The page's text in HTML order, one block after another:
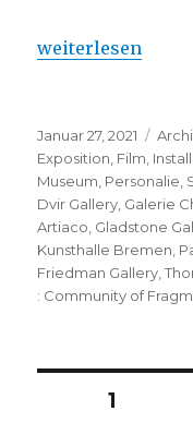
„Thomas
weiterlesen
Veröffentlicht
am
Januar 27, 2021
Exposition Film
Museum Personalie
Dvir Gallery Galerie
Artiaco Gladstone
Kunsthalle Bremen
Friedman Gallery ,
: Community of
SEITE1